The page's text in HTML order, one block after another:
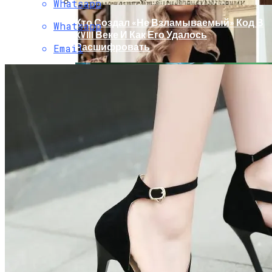
Раскрась Свой Год: Какой Цвет
Принесет Тебе Успех В 2026 Году По
Знаку Зодиака
Кто Создал «не Взламываемый» Код В
XVIII Веке И Как Его Удалось
Расшифровать
Whatsapp
Whatsapp
Email